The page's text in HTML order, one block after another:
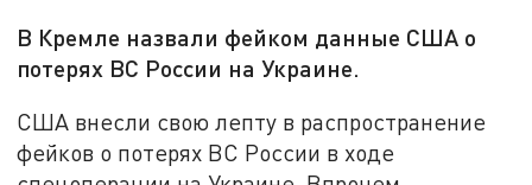
В Кремле назвали фейком данные США о
потерях ВС России на Украине.
США внесли свою лепту в распространение
фейков о потерях ВС России в ходе